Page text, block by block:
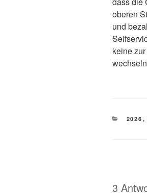
oberen
und
keine
2026 ,
3